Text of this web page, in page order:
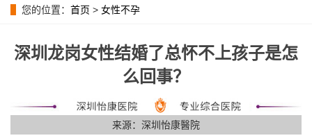
您的位置： 首页 > 女性不孕
深圳龙岗女性结婚了总怀不上孩子是怎
么回事？
来源：深圳怡康醫院